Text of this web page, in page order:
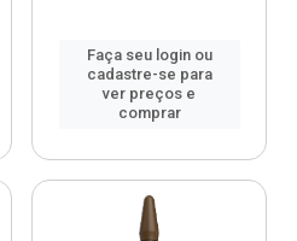
Faça seu login ou
cadastre-se para
ver preços e
comprar